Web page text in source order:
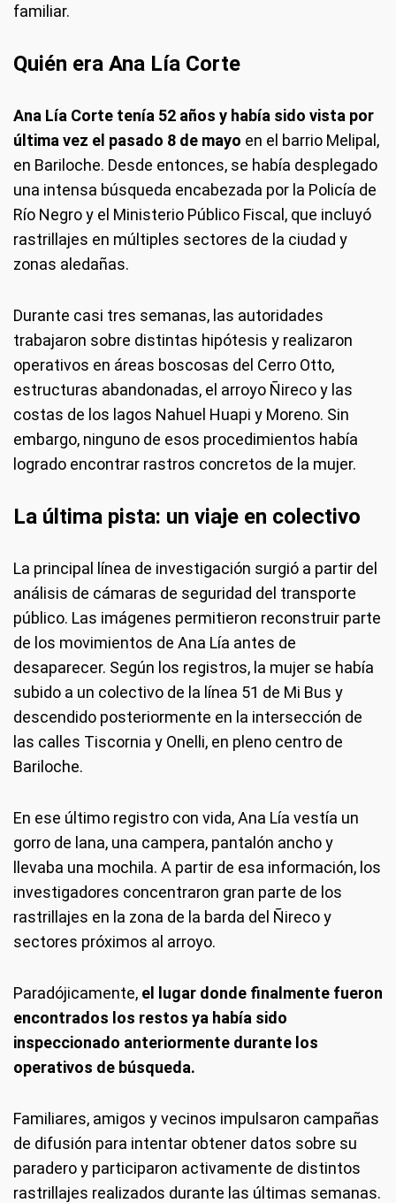
familiar.
Quién era Ana Lía Corte
Ana Lía Corte tenía 52 años y había sido vista por
última vez el pasado 8 de mayo en el barrio Melipal,
en Bariloche. Desde entonces, se había desplegado
una intensa búsqueda encabezada por la Policía de
Río Negro y el Ministerio Público Fiscal, que incluyó
rastrillajes en múltiples sectores de la ciudad y
zonas aledañas.
Durante casi tres semanas, las autoridades
trabajaron sobre distintas hipótesis y realizaron
operativos en áreas boscosas del Cerro Otto,
estructuras abandonadas, el arroyo Ñireco y las
costas de los lagos Nahuel Huapi y Moreno. Sin
embargo, ninguno de esos procedimientos había
logrado encontrar rastros concretos de la mujer.
La última pista: un viaje en colectivo
La principal línea de investigación surgió a partir del
análisis de cámaras de seguridad del transporte
público. Las imágenes permitieron reconstruir parte
de los movimientos de Ana Lía antes de
desaparecer. Según los registros, la mujer se había
subido a un colectivo de la línea 51 de Mi Bus y
descendido posteriormente en la intersección de
las calles Tiscornia y Onelli, en pleno centro de
Bariloche.
En ese último registro con vida, Ana Lía vestía un
gorro de lana, una campera, pantalón ancho y
llevaba una mochila. A partir de esa información, los
investigadores concentraron gran parte de los
rastrillajes en la zona de la barda del Ñireco y
sectores próximos al arroyo.
Paradójicamente, el lugar donde finalmente fueron
encontrados los restos ya había sido
inspeccionado anteriormente durante los
operativos de búsqueda.
Familiares, amigos y vecinos impulsaron campañas
de difusión para intentar obtener datos sobre su
paradero y participaron activamente de distintos
rastrillajes realizados durante las últimas semanas.